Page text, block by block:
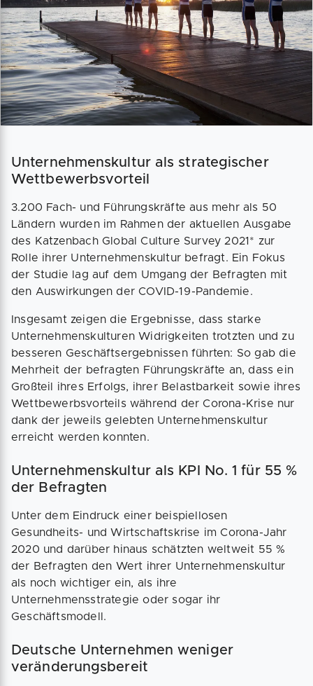
Unternehmenskultur als strategischer
Wettbewerbsvorteil
3.200 Fach- und Führungskräfte aus mehr als 50
Ländern wurden im Rahmen der aktuellen Ausgabe
des Katzenbach Global Culture Survey 2021* zur
Rolle ihrer Unternehmenskultur befragt. Ein Fokus
der Studie lag auf dem Umgang der Befragten mit
den Auswirkungen der COVID-19-Pandemie.
Insgesamt zeigen die Ergebnisse, dass starke
Unternehmenskulturen Widrigkeiten trotzten und zu
besseren Geschäftsergebnissen führten: So gab die
Mehrheit der befragten Führungskräfte an, dass ein
Großteil ihres Erfolgs, ihrer Belastbarkeit sowie ihres
Wettbewerbsvorteils während der Corona-Krise nur
dank der jeweils gelebten Unternehmenskultur
erreicht werden konnten.
Unternehmenskultur als KPI No. 1 für 55 %
der Befragten
Unter dem Eindruck einer beispiellosen
Gesundheits- und Wirtschaftskrise im Corona-Jahr
2020 und darüber hinaus schätzten weltweit 55 %
der Befragten den Wert ihrer Unternehmenskultur
als noch wichtiger ein, als ihre
Unternehmensstrategie oder sogar ihr
Geschäftsmodell.
Deutsche Unternehmen weniger
veränderungsbereit